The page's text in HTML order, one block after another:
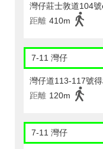
灣仔莊士敦道104
距離 410m
7-11 灣仔
灣仔道113-117號
距離 120m
7-11 灣仔